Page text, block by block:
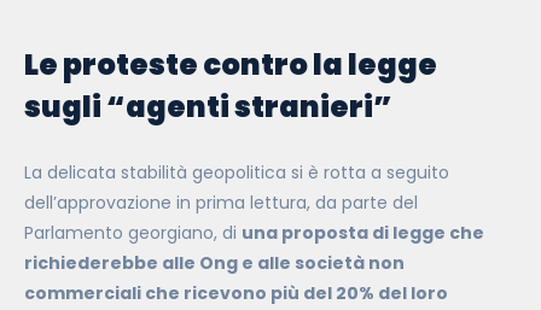
Le proteste contro la legge
sugli “agenti stranieri”
La delicata stabilità geopolitica si è rotta a seguito
dell’approvazione in prima lettura, da parte del
Parlamento georgiano, di una proposta di legge che
richiederebbe alle Ong e alle società non
commerciali che ricevono più del 20% del loro